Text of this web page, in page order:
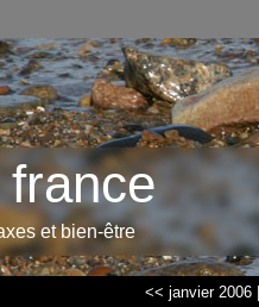
et bien-être
<< janvier 2006